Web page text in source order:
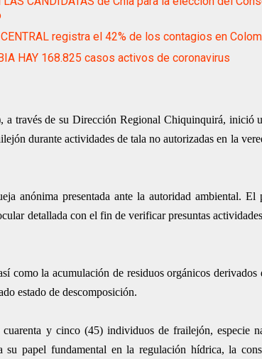
CENTRAL registra el 42% de los contagios en
HAY 168.825 casos activos de coronavirus
través de su Dirección Regional Chiquinquirá, inició
durante actividades de tala no autorizadas en la
anónima presentada ante la autoridad ambiental. El
detallada con el fin de verificar presuntas
como la acumulación de residuos orgánicos
estado de descomposición.
y cinco (45) individuos de frailejón, especie
papel fundamental en la regulación hídrica, la